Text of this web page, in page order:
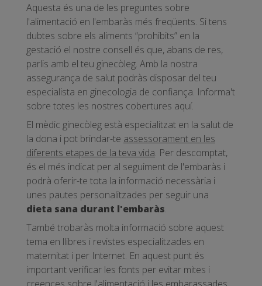
Aquesta és una de les preguntes sobre
l'alimentació en l'embaràs més freqüents. Si tens
dubtes sobre els aliments “prohibits” en la
gestació el nostre consell és que, abans de res,
parlis amb el teu ginecòleg. Amb la nostra
assegurança de salut podràs disposar del teu
especialista en ginecologia de confiança. Informa't
sobre totes les nostres cobertures aquí.
El mèdic ginecòleg està especialitzat en la salut de
la dona i pot brindar-te assessorament en les
diferents etapes de la teva vida. Per descomptat,
és el més indicat per al seguiment de l'embaràs i
podrà oferir-te tota la informació necessària i
unes pautes personalitzades per seguir una
dieta sana durant l'embaràs.
També trobaràs molta informació sobre aquest
tema en llibres i revistes especialitzades en
maternitat i per Internet. En aquest punt és
important verificar les fonts per evitar mites i
creences sobre l'alimentació i les embarassades.